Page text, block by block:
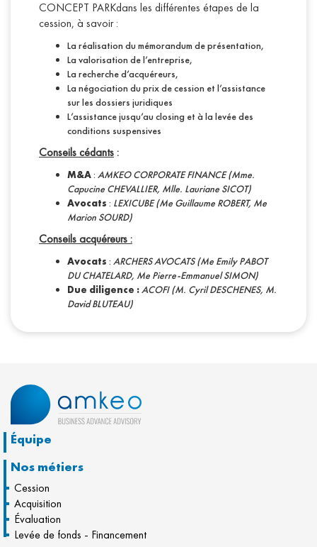
CONCEPT PARKdans les différentes étapes de la
cession, à savoir :
La réalisation du mémorandum de présentation,
La valorisation de l’entreprise,
La recherche d’acquéreurs,
La négociation du prix de cession et l’assistance
sur les dossiers juridiques
L’assistance jusqu’au closing et à la levée des
conditions suspensives
Conseils cédants :
M&A: AMKEO CORPORATE FINANCE (Mme.
Capucine CHEVALLIER, Mlle. Lauriane SICOT)
Avocats : LEXICUBE (Me Guillaume ROBERT, Me
Marion SOURD)
Conseils acquéreurs :
Avocats : ARCHERS AVOCATS (Me Emily PABOT
DU CHATELARD, Me Pierre-Emmanuel SIMON)
Due diligence :ACOFI (M. Cyril DESCHENES, M.
David BLUTEAU)
Équipe
Nos métiers
Cession
Acquisition
Évaluation
Levée de fonds - Financement